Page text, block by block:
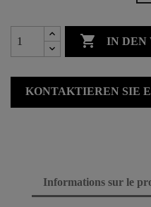
 IN DEN
KONTAKTIEREN SIE
Informations sur le